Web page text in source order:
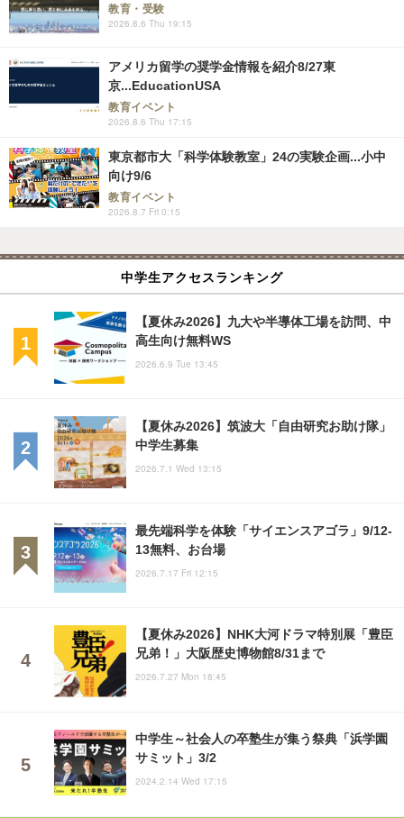
教育・受験
2026.8.6 Thu 19:15
アメリカ留学の奨学金情報を紹介8/27東
京...EducationUSA
教育イベント
2026.8.6 Thu 17:15
東京都市大「科学体験教室」24の実験企画...小中
向け9/6
教育イベント
2026.8.7 Fri 0:15
中学生アクセスランキング
【夏休み2026】九大や半導体工場を訪問、中
高生向け無料WS
2026.6.9 Tue 13:45
【夏休み2026】筑波大「自由研究お助け隊」
中学生募集
2026.7.1 Wed 13:15
最先端科学を体験「サイエンスアゴラ」9/12-
13無料、お台場
2026.7.17 Fri 12:15
【夏休み2026】NHK大河ドラマ特別展「豊臣
兄弟！」大阪歴史博物館8/31まで
2026.7.27 Mon 18:45
中学生～社会人の卒塾生が集う祭典「浜学園
サミット」3/2
2024.2.14 Wed 17:15